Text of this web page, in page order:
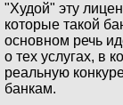
"Худой" эту
которые такой
основном речь
о тех услугах, в
реальную
банкам.